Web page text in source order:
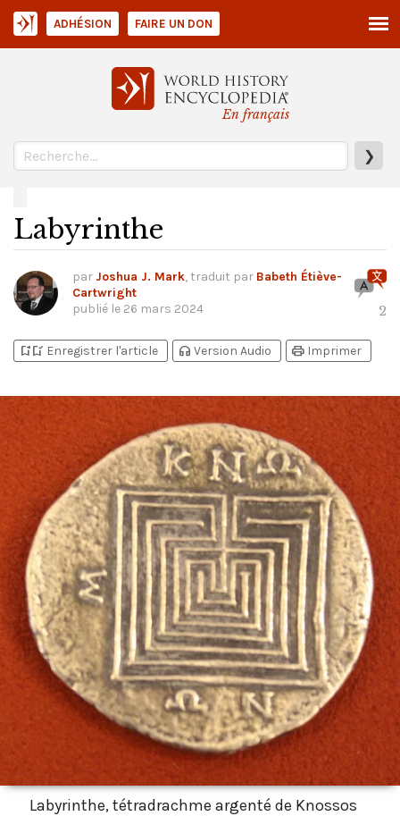
En français
❯
ADHÉSION FAIRE UN DON
Labyrinthe
par Joshua J. Mark, traduit par Babeth Étiève-
Cartwright
publié le 26 mars 2024 2
bookmark_addbookmark_added Enregistrer l'article headphones Version Audio print Imprimer
Labyrinthe, tétradrachme argenté de Knossos